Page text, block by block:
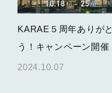
KARAE５周年ありがと
う！キャンペーン開催
2024.10.07